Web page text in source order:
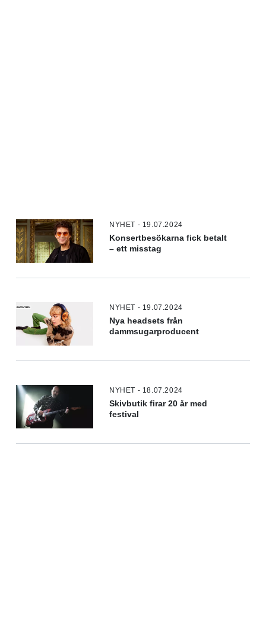
NYHET - 19.07.2024
Konsertbesökarna fick betalt
– ett misstag
NYHET - 19.07.2024
Nya headsets från
dammsugarproducent
NYHET - 18.07.2024
Skivbutik firar 20 år med
festival